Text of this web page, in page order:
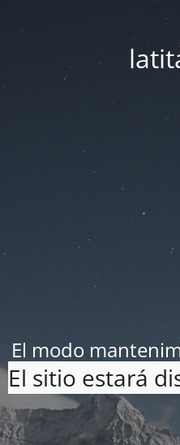
El modo
El sitio estará